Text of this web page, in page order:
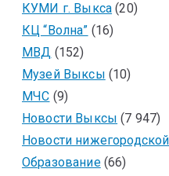
КУМИ г. Выкса (20)
КЦ “Волна” (16)
МВД (152)
Музей Выксы (10)
МЧС (9)
Новости Выксы (7 947)
Новости
Образование(66)